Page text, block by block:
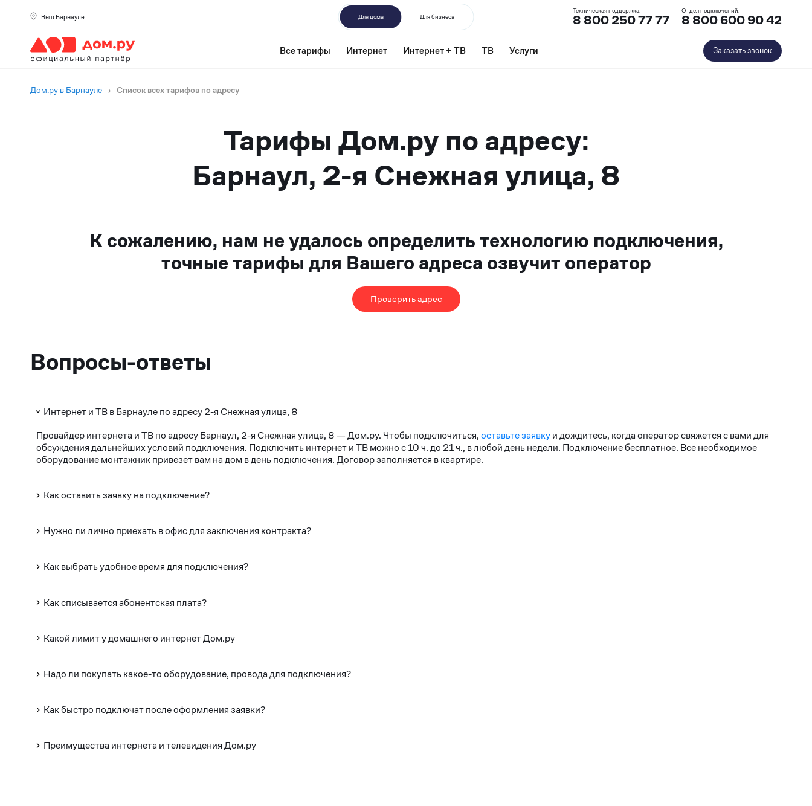
Вы в Барнауле Для дома Для бизнеса
Техническая поддержка:
8 800 250 77 77
Отдел подключений:
8 800 600 90 42
Все тарифы Интернет Интернет + ТВ ТВ Услуги Заказать звонок
Дом.ру в Барнауле › Список всех тарифов по адресу
Тарифы Дом.ру по адресу:
Барнаул, 2-я Снежная улица, 8
К сожалению, нам не удалось определить технологию подключения,
точные тарифы для Вашего адреса озвучит оператор
Проверить адрес
Вопросы-ответы
Интернет и ТВ в Барнауле по адресу 2-я Снежная улица, 8
Провайдер интернета и ТВ по адресу Барнаул, 2-я Снежная улица, 8 — Дом.ру. Чтобы подключиться,оставьте заявкуи дождитесь, когда оператор свяжется с вами для
обсуждения дальнейших условий подключения. Подключить интернет и ТВ можно с 10 ч. до 21 ч., в любой день недели. Подключение бесплатное. Все необходимое
оборудование монтажник привезет вам на дом в день подключения. Договор заполняется в квартире.
Как оставить заявку на подключение?
Нужно ли лично приехать в офис для заключения контракта?
Как выбрать удобное время для подключения?
Как списывается абонентская плата?
Какой лимит у домашнего интернет Дом.ру
Надо ли покупать какое-то оборудование, провода для подключения?
Как быстро подключат после оформления заявки?
Преимущества интернета и телевидения Дом.ру